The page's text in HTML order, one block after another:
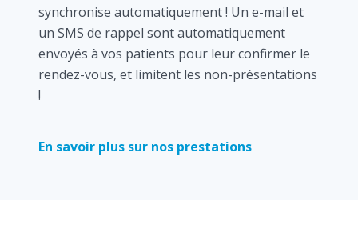
synchronise automatiquement ! Un e-mail et
un SMS de rappel sont automatiquement
envoyés à vos patients pour leur confirmer le
rendez-vous, et limitent les non-présentations
!
En savoir plus sur nos prestations